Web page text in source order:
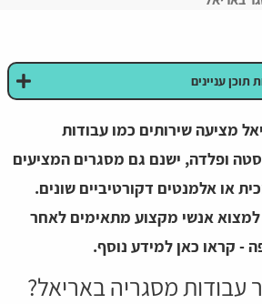
עניינים
מציעה שירותים כמו עבודות
ופלדה, ישנם גם מסגרים המציעים
או אלמנטים דקורטיביים שונים.
אנשי מקצוע מתאימים לאחר
- קראו כאן למידע נוסף.
עבודות מסגריה באריאל?